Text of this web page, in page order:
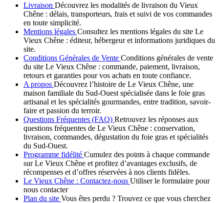
Livraison Découvrez les modalités de livraison du Vieux
Chêne : délais, transporteurs, frais et suivi de vos commandes
en toute simplicité.
Mentions légales Consultez les mentions légales du site Le
Vieux Chêne : éditeur, hébergeur et informations juridiques du
site.
Conditions Générales de Vente Conditions générales de vente
du site Le Vieux Chêne : commande, paiement, livraison,
retours et garanties pour vos achats en toute confiance.
A propos Découvrez l’histoire de Le Vieux Chêne, une
maison familiale du Sud-Ouest spécialisée dans le foie gras
artisanal et les spécialités gourmandes, entre tradition, savoir-
faire et passion du terroir.
Questions Fréquentes (FAQ) Retrouvez les réponses aux
questions fréquentes de Le Vieux Chêne : conservation,
livraison, commandes, dégustation du foie gras et spécialités
du Sud-Ouest.
Programme fidélité Cumulez des points à chaque commande
sur Le Vieux Chêne et profitez d’avantages exclusifs, de
récompenses et d’offres réservées à nos clients fidèles.
Le Vieux Chêne : Contactez-nous Utiliser le formulaire pour
nous contacter
Plan du site Vous êtes perdu ? Trouvez ce que vous cherchez